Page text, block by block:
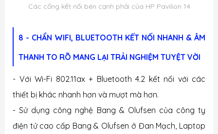
Các cổng kết nối bên cạnh phải của HP Pavilion 14
8 - CHẨN WIFI, BLUETOOTH KẾT NỐI NHANH & ÂM
THANH TO RÕ MANG LẠI TRẢI NGHIỆM TUYỆT VỜI
- Với Wi-Fi 802.11ax + Bluetooth 4.2 kết nối với các
thiết bị khác nhanh hơn và mượt mà hơn.
- Sử dụng công nghệ Bang & Olufsen của công ty
điện tử cao cấp Bang & Olufsen ở Đan Mạch, Laptop